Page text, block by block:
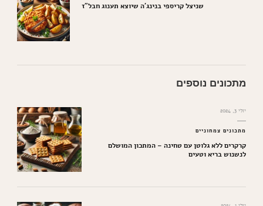
שניצל קריספי בנינג'ה שיוצא תענוג חבל"ז
מתכונים נוספים
יולי 3, 2024
מתכונים צמחוניים
קרקרים ללא גלוטן עם טחינה – המתכון המושלם
לנשנוש בריא וטעים